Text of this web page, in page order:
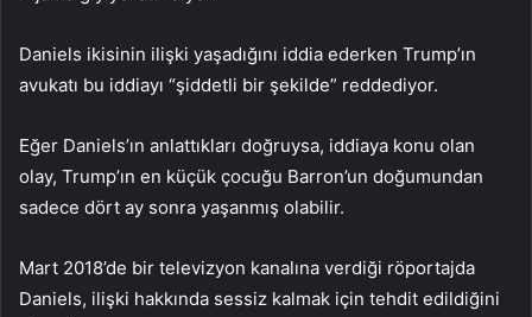
Daniels ikisinin ilişki yaşadığını iddia ederken Trump’ın
avukatı bu iddiayı “şiddetli bir şekilde” reddediyor.
Eğer Daniels’ın anlattıkları doğruysa, iddiaya konu olan
olay, Trump’ın en küçük çocuğu Barron’un doğumundan
sadece dört ay sonra yaşanmış olabilir.
Mart 2018’de bir televizyon kanalına verdiği röportajda
Daniels, ilişki hakkında sessiz kalmak için tehdit edildiğini